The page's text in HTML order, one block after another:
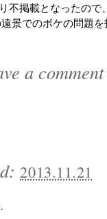
不掲載となったので
景でのボケの問題を
a comment
2013.11.21